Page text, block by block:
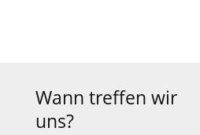
Wann treffen wir
uns?